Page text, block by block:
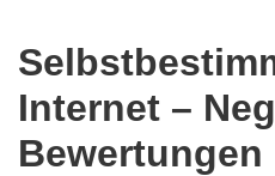
Internet –